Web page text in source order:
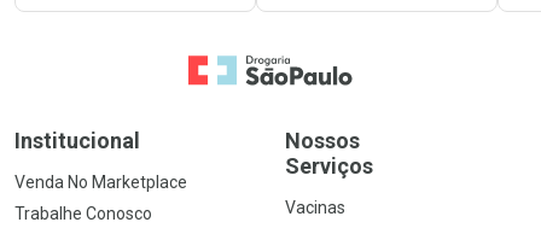
Ir para a Home
Institucional
Venda No Marketplace
Trabalhe Conosco
Nossos
Serviços
Vacinas